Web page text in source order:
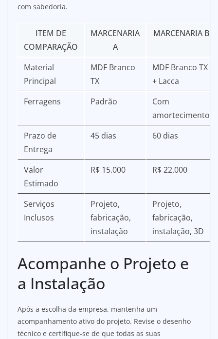
com sabedoria.
ITEM DE
COMPARAÇÃO
MARCENARIA
A
MARCENARIA B
Material
Principal
MDF Branco
TX
MDF Branco TX
+ Lacca
Ferragens
Padrão
Com
amortecimento
Prazo de
Entrega
45 dias 60 dias
Valor
Estimado
R$ 15.000 R$ 22.000
Serviços
Inclusos
Projeto,
fabricação,
instalação
Projeto,
fabricação,
instalação, 3D
Acompanhe o Projeto e
a Instalação
Após a escolha da empresa, mantenha um
acompanhamento ativo do projeto. Revise o desenho
técnico e certifique-se de que todas as suas